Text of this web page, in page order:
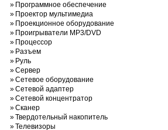
» Программное обеспечение
» Проектор мультимедиа
» Проекционное оборудование
» Проигрыватели MP3/DVD
» Процессор
» Разъем
» Руль
»Сервер
»Сетевое оборудование
»Сетевой адаптер
»Сетевой концентратор
»Сканер
»Твердотельный накопитель
»Телевизоры